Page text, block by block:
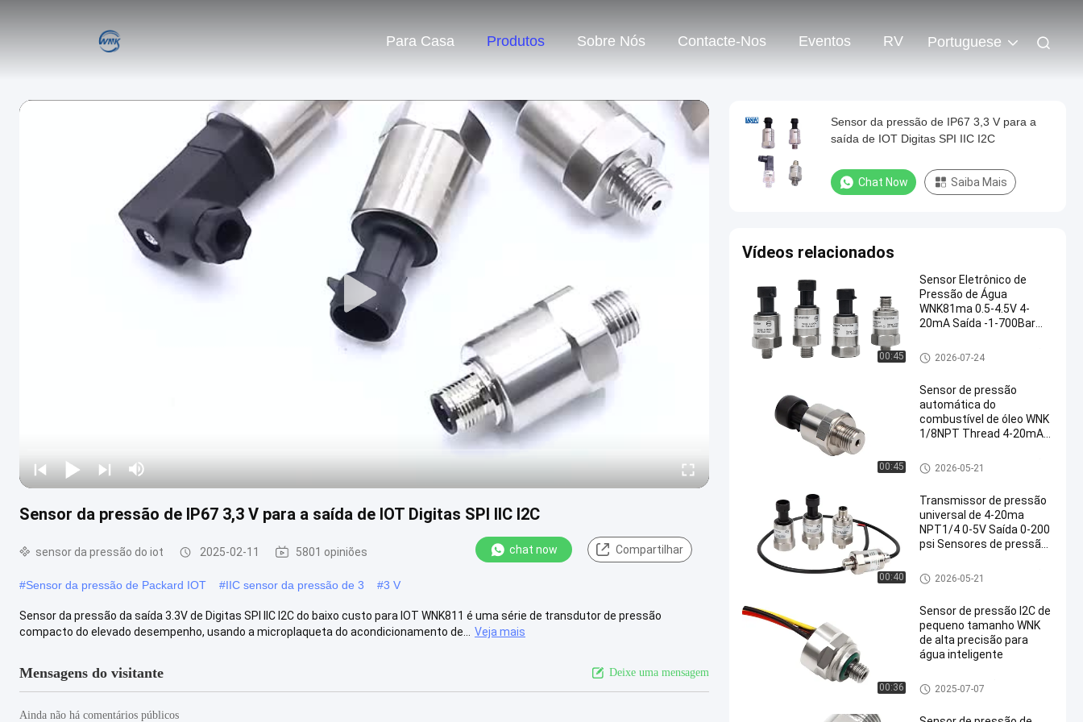
Para Casa Produtos Sobre Nós Contacte-Nos Eventos RV Portuguese
Sensor da pressão de IP67 3,3 V para a saída de IOT Digitas SPI IIC I2C
sensor da pressão do iot 2025-02-11 5801 opiniões chat now Compartilhar
#Sensor da pressão de Packard IOT #IIC sensor da pressão de 3 #3 V
Sensor da pressão da saída 3.3V de Digitas SPI IIC I2C do baixo custo para IOT WNK811 é uma série de transdutor de pressão
compacto do elevado desempenho, usando a microplaqueta do acondicionamento de...
Veja mais
Mensagens do visitante Deixe uma mensagem
Ainda não há comentários públicos
Sensor da pressão de IP67 3,3 V para a
saída de IOT Digitas SPI IIC I2C
Chat Now Saiba Mais
Vídeos relacionados
00:45
Sensor Eletrônico de
Pressão de Água
WNK81ma 0.5-4.5V 4-
20mA Saída -1-700Bar
ROHS
Sensor eletrônico da pressão
de água
2026-07-24
00:45
Sensor de pressão
automática do
combustível de óleo WNK
1/8NPT Thread 4-20mA
Sensor eletrônico da pressão
de água
2026-05-21
00:40
Transmissor de pressão
universal de 4-20ma
NPT1/4 0-5V Saída 0-200
psi Sensores de pressão
Sensor eletrônico da pressão
de água
2026-05-21
00:36
Sensor de pressão I2C de
pequeno tamanho WNK
de alta precisão para
água inteligente
sensor da pressão do iot
2025-07-07